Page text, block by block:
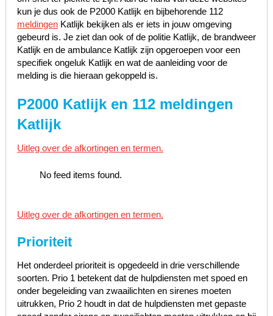
kun je dus ook de P2000 Katlijk en bijbehorende 112
meldingenKatlijk bekijken als er iets in jouw omgeving
gebeurd is. Je ziet dan ook of de politie Katlijk, de brandweer
Katlijk en de ambulance Katlijk zijn opgeroepen voor een
specifiek ongeluk Katlijk en wat de aanleiding voor de
melding is die hieraan gekoppeld is.
P2000 Katlijk en 112 meldingen
Katlijk
Uitleg over de afkortingen en termen.
No feed items found.
Uitleg over de afkortingen en termen.
Prioriteit
Het onderdeel prioriteit is opgedeeld in drie verschillende
soorten. Prio 1 betekent dat de hulpdiensten met spoed en
onder begeleiding van zwaailichten en sirenes moeten
uitrukken, Prio 2 houdt in dat de hulpdiensten met gepaste